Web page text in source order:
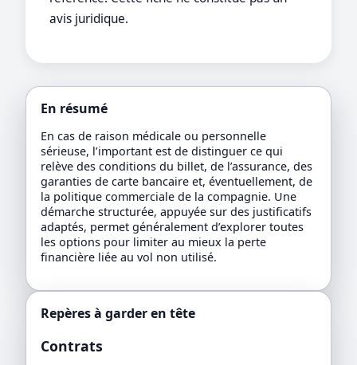
avis juridique.
En résumé
En cas de raison médicale ou personnelle
sérieuse, l’important est de distinguer ce qui
relève des conditions du billet, de l’assurance, des
garanties de carte bancaire et, éventuellement, de
la politique commerciale de la compagnie. Une
démarche structurée, appuyée sur des justificatifs
adaptés, permet généralement d’explorer toutes
les options pour limiter au mieux la perte
financière liée au vol non utilisé.
Repères à garder en tête
Contrats